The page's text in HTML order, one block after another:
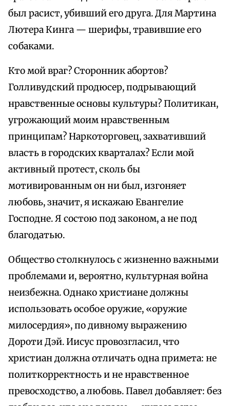
был расист, убивший его друга. Для Мартина
Лютера Кинга — шерифы, травившие его
собаками.
Кто мой враг? Сторонник абортов?
Голливудский продюсер, подрывающий
нравственные основы культуры? Политикан,
угрожающий моим нравственным
принципам? Наркоторговец, захвативший
власть в городских кварталах? Если мой
активный протест, сколь бы
мотивированным он ни был, изгоняет
любовь, значит, я искажаю Евангелие
Господне. Я состою под законом, а не под
благодатью.
Общество столкнулось с жизненно важными
проблемами и, вероятно, культурная война
неизбежна. Однако христиане должны
использовать особое оружие, «оружие
милосердия», по дивному выражению
Дороти Дэй. Иисус провозгласил, что
христиан должна отличать одна примета: не
политкорректность и не нравственное
превосходство, а любовь. Павел добавляет: без